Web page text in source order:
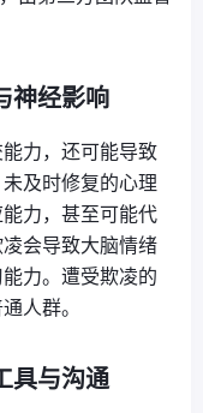
神经影响
力，还可能导致
及时修复的心理
力，甚至可能代
会导致大脑情绪
力。遭受欺凌的
人群。
具与沟通